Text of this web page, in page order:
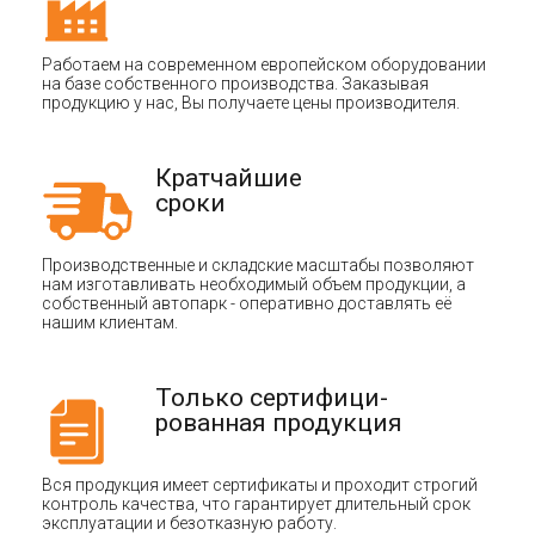
Работаем на современном европейском оборудовании
на базе собственного производства. Заказывая
продукцию у нас, Вы получаете цены производителя.
Кратчайшие
сроки
Производственные и складские масштабы позволяют
нам изготавливать необходимый объем продукции, а
собственный автопарк - оперативно доставлять её
нашим клиентам.
Только сертифици-
рованная продукция
Вся продукция имеет сертификаты и проходит строгий
контроль качества, что гарантирует длительный срок
эксплуатации и безотказную работу.